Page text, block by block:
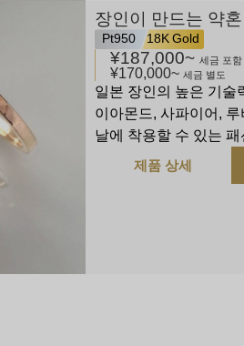
장인이 만드는 약혼
Pt950 18K Gold
¥187,000~ 세금 포함
¥170,000~ 세금 별도
일본 장인의 높은 기술
이아몬드, 사파이어,
날에 착용할 수 있는
제품 상세